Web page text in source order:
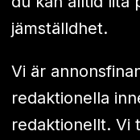
jämställdhet.
Vi är
redaktionella
redaktionellt. Vi